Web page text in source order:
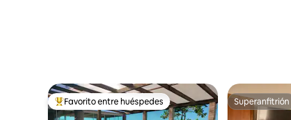
Favorito entre huéspedes preferido
Favorito entre huéspedes Superanfitrión
Superanfitrión